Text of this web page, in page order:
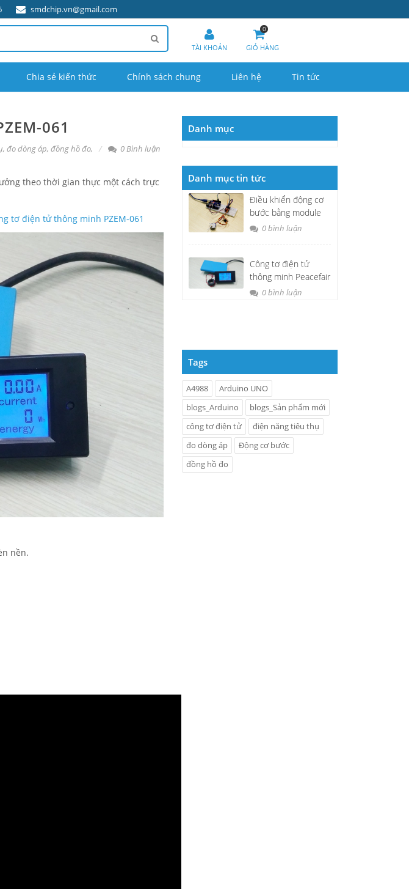
smdchip.vn@gmail.com
TÀI KHOẢN
0
GIỎ HÀNG
Chia sẻ kiến thức Chính sách chung Liên hệ Tin tức
061
, đo dòng áp, đồng hồ đo, 0 Bình luận
theo thời gian thực một cách trực
tơ điện tử thông minh PZEM-061
nền.
Danh mục
Danh mục tin tức
Điều khiển động cơ
bước bằng module
A4988 và Arduino
0 bình luận
Công tơ điện tử
thông minh Peacefair
PZEM-061
0 bình luận
Tags
A4988
Arduino UNO
blogs_Arduino
blogs_Sản phẩm mới
công tơ điện tử
điện năng tiêu thụ
đo dòng áp
Động cơ bước
đồng hồ đo